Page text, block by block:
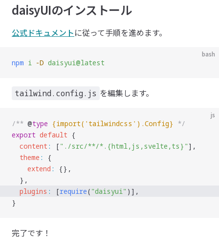
daisyUIのインストール
公式ドキュメントに従って手順を進めます。
bash
npm i -D daisyui@latest
tailwind.config.js を編集します。
js
/** @type {import('tailwindcss').Config} */
export default {
  content
: [ " ./src/**/*.{html,js,svelte,ts} "],
  theme
:
{
    extend
:
{},
  },
  plugins
: [require( "daisyui" )],
}
完了です！